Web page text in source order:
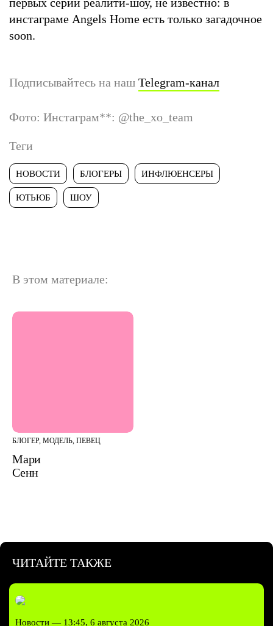
инстаграме Angels Home есть только загадочное
soon.
Подписывайтесь на наш Telegram-канал
Фото: Инстаграм**: @the_xo_team
Теги
НОВОСТИ БЛОГЕРЫ ИНФЛЮЕНСЕРЫ
ЮТЬЮБ ШОУ
В этом материале:
БЛОГЕР, МОДЕЛЬ, ПЕВЕЦ
Мари
Сенн
ЧИТАЙТЕ ТАКЖЕ
Новости — 13:45, 6 августа 2026